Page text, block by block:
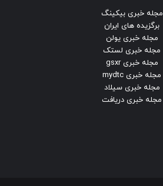
مجله خبری بیکینگ
برگزیده های ایران
مجله خبری یولن
مجله خبری لستک
مجله خبری gsxr
مجله خبری mydtc
مجله خبری سیلاد
مجله خبری دریافت